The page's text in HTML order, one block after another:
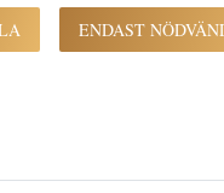
ENDAST